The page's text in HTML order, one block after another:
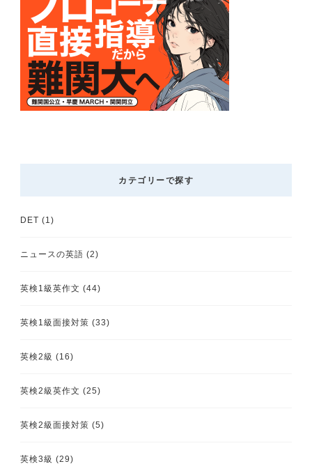
カテゴリーで探す
DET (1)
ニュースの英語 (2)
英検1級英作文 (44)
英検1級面接対策 (33)
英検2級 (16)
英検2級英作文 (25)
英検2級面接対策 (5)
英検3級 (29)